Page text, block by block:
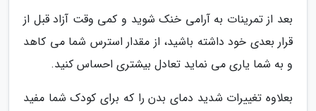
بعد از تمرینات به آرامی خنک شوید و کمی وقت آزاد قبل از
قرار بعدی خود داشته باشید، از مقدار استرس شما می کاهد
و به شما یاری می نماید تعادل بیشتری احساس کنید.
بعلاوه تغییرات شدید دمای بدن را که برای کودک شما مفید